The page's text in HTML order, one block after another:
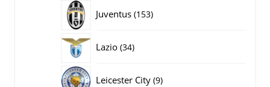
Juventus 153153
Lazio 3434
Leicester City 99